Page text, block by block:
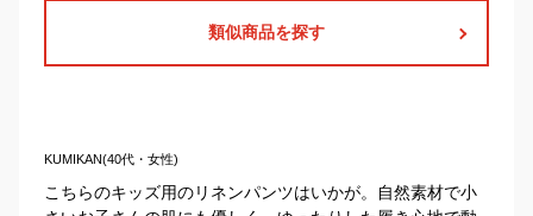
類似商品を探す
KUMIKAN(40代・女性)
こちらのキッズ用のリネンパンツはいかが。自然素材で小